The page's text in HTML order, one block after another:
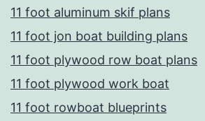
11 foot aluminum skif plans
11 foot jon boat building plans
11 foot plywood row boat plans
11 foot plywood work boat
11 foot rowboat blueprints